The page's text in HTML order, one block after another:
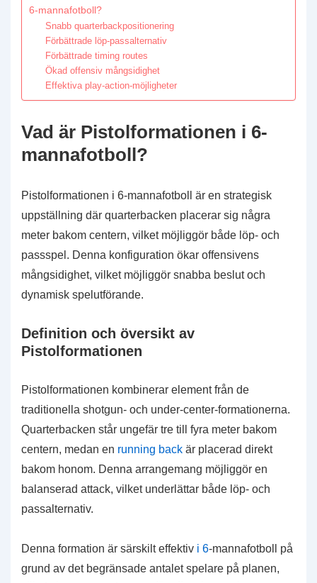
6-mannafotboll?
Snabb quarterbackpositionering
Förbättrade löp-passalternativ
Förbättrade timing routes
Ökad offensiv mångsidighet
Effektiva play-action-möjligheter
Vad är Pistolformationen i 6-
mannafotboll?
Pistolformationen i 6-mannafotboll är en strategisk
uppställning där quarterbacken placerar sig några
meter bakom centern, vilket möjliggör både löp- och
passspel. Denna konfiguration ökar offensivens
mångsidighet, vilket möjliggör snabba beslut och
dynamisk spelutförande.
Definition och översikt av
Pistolformationen
Pistolformationen kombinerar element från de
traditionella shotgun- och under-center-formationerna.
Quarterbacken står ungefär tre till fyra meter bakom
centern, medan en running back är placerad direkt
bakom honom. Denna arrangemang möjliggör en
balanserad attack, vilket underlättar både löp- och
passalternativ.
Denna formation är särskilt effektiv i 6-mannafotboll på
grund av det begränsade antalet spelare på planen,